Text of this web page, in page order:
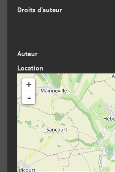
Droits d’auteur
Auteur
Location
+
-